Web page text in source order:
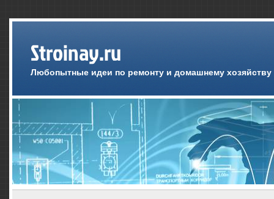
Stroinay.ru
Любопытные идеи по ремонту и домашнему хозяйству